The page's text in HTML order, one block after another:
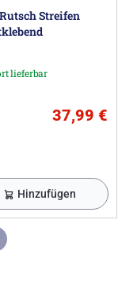
Streifen
lieferbar
37,99 €
Hinzufügen